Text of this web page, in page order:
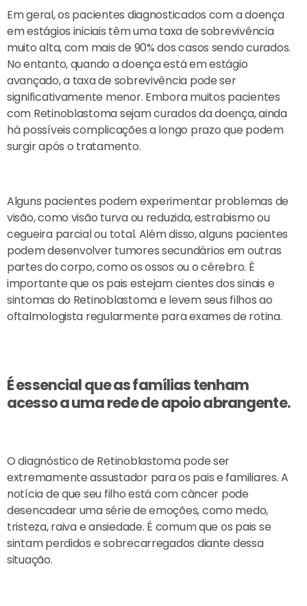
Em geral, os pacientes diagnosticados com a doença
em estágios iniciais têm uma taxa de sobrevivência
muito alta, com mais de 90% dos casos sendo curados.
No entanto, quando a doença está em estágio
avançado, a taxa de sobrevivência pode ser
significativamente menor. Embora muitos pacientes
com Retinoblastoma sejam curados da doença, ainda
há possíveis complicações a longo prazo que podem
surgir após o tratamento.
Alguns pacientes podem experimentar problemas de
visão, como visão turva ou reduzida, estrabismo ou
cegueira parcial ou total. Além disso, alguns pacientes
podem desenvolver tumores secundários em outras
partes do corpo, como os ossos ou o cérebro. É
importante que os pais estejam cientes dos sinais e
sintomas do Retinoblastoma e levem seus filhos ao
oftalmologista regularmente para exames de rotina.
É essencial que as famílias tenham
acesso a uma rede de apoio abrangente.
O diagnóstico de Retinoblastoma pode ser
extremamente assustador para os pais e familiares. A
notícia de que seu filho está com câncer pode
desencadear uma série de emoções, como medo,
tristeza, raiva e ansiedade. É comum que os pais se
sintam perdidos e sobrecarregados diante dessa
situação.